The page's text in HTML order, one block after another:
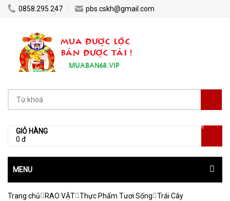
0858.295.247 pbs.cskh@gmail.com
GIỎ HÀNG
0 đ
[0]
MENU
Trang chủ RAO VẶT Thực Phẩm Tươi Sống Trái Cây